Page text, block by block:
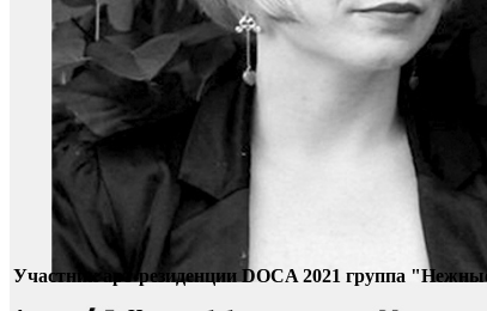
Участник арт-резиденции DOCA 2021 группа